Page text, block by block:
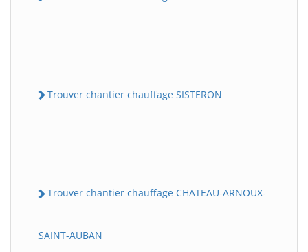
Trouver chantier chauffage SISTERON
Trouver chantier chauffage CHATEAU-ARNOUX-
SAINT-AUBAN